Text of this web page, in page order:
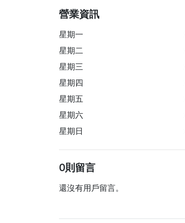
營業資訊
星期一
星期二
星期三
星期四
星期五
星期六
星期日
0則留言
還沒有用戶留言。